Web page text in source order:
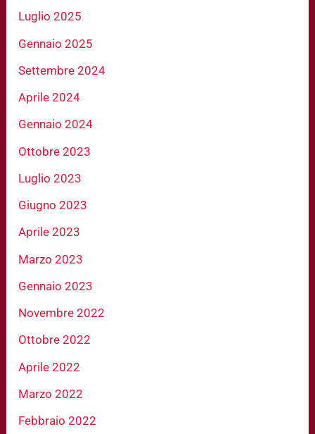
Luglio 2025
Gennaio 2025
Settembre 2024
Aprile 2024
Gennaio 2024
Ottobre 2023
Luglio 2023
Giugno 2023
Aprile 2023
Marzo 2023
Gennaio 2023
Novembre 2022
Ottobre 2022
Aprile 2022
Marzo 2022
Febbraio 2022